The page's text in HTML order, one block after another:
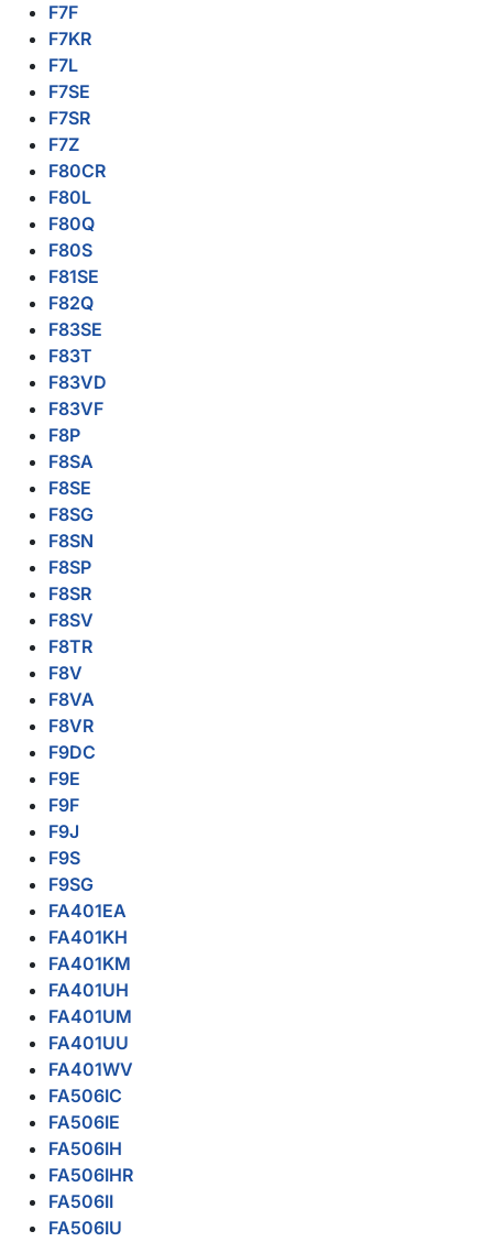
F7F
F7KR
F7L
F7SE
F7SR
F7Z
F80CR
F80L
F80Q
F80S
F81SE
F82Q
F83SE
F83T
F83VD
F83VF
F8P
F8SA
F8SE
F8SG
F8SN
F8SP
F8SR
F8SV
F8TR
F8V
F8VA
F8VR
F9DC
F9E
F9F
F9J
F9S
F9SG
FA401EA
FA401KH
FA401KM
FA401UH
FA401UM
FA401UU
FA401WV
FA506IC
FA506IE
FA506IH
FA506IHR
FA506II
FA506IU